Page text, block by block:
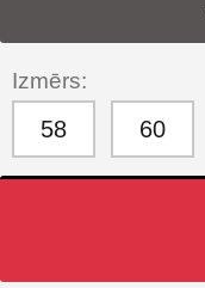
Izmērs:
58 60